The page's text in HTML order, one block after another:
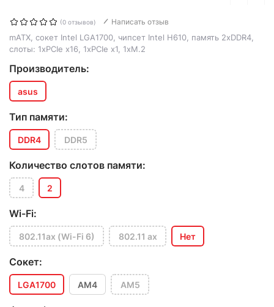
(0 отзывов) Написать отзыв
mATX, сокет Intel LGA1700, чипсет Intel H610, память 2xDDR4,
слоты: 1xPCIe x16, 1xPCIe x1, 1xM.2
Производитель:
asus
Тип памяти:
DDR4 DDR5
Количество слотов памяти:
4 2
Wi-Fi:
802.11ax (Wi-Fi 6) 802.11 ax Нет
Сокет:
LGA1700 AM4 AM5